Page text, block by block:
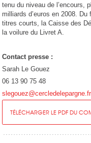
tenu du niveau de l’encours,
milliards d’euros en 2008.
titres courts, la Caisse des
la voilure du Livret A.
Contact presse :
Sarah Le Gouez
06 13 90 75 48
slegouez@cercledelepargne.fr
TÉLÉCHARGER LE PDF DU